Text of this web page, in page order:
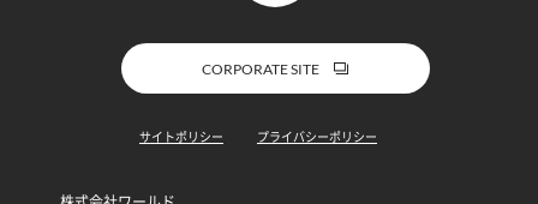
CORPORATE SITE
サイトポリシー プライバシーポリシー